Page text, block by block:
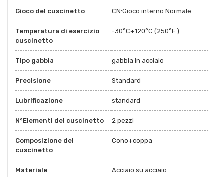
Gioco del cuscinetto CN:Gioco interno Normale
Temperatura di esercizio
cuscinetto
-30°C+120°C (250°F )
Tipo gabbia gabbia in acciaio
Precisione Standard
Lubrificazione standard
N°Elementi del cuscinetto 2 pezzi
Composizione del
cuscinetto
Cono+coppa
Materiale Acciaio su acciaio